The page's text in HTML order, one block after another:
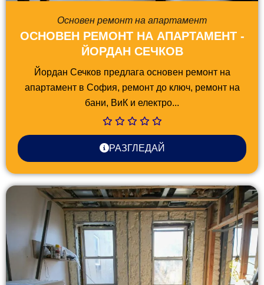
Основен ремонт на апартамент
ОСНОВЕН РЕМОНТ НА АПАРТАМЕНТ -
ЙОРДАН СЕЧКОВ
Йордан Сечков предлага основен ремонт на
апартамент в София, ремонт до ключ, ремонт на
бани, ВиК и електро...
РАЗГЛЕДАЙ